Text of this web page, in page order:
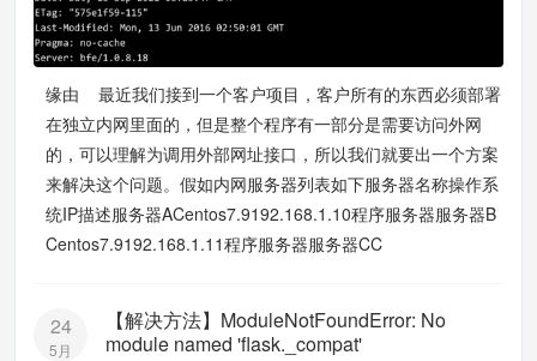
缘由 最近我们接到一个客户项目，客户所有的东西必须部署
在独立内网里面的，但是整个程序有一部分是需要访问外网
的，可以理解为调用外部网址接口，所以我们就要出一个方案
来解决这个问题。假如内网服务器列表如下服务器名称操作系
统IP描述服务器ACentos7.9192.168.1.10程序服务器服务器B
Centos7.9192.168.1.11程序服务器服务器CC
24
5月
【解决方法】ModuleNotFoundError: No
module named 'flask._compat'